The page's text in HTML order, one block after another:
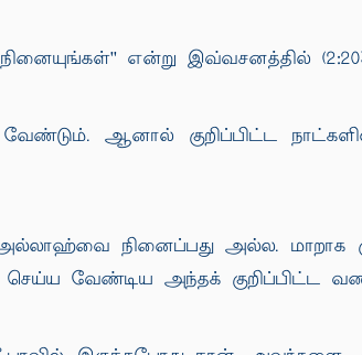
என்று இவ்வசனத்தில்
ஆனால் குறிப்பிட்ட
நினைப்பது அல்ல. மாறாக
செய்ய வேண்டிய அந்தக்